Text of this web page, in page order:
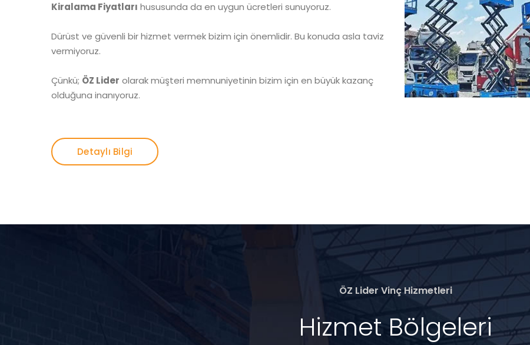
Kiralama Fiyatları hususunda da en uygun ücretleri sunuyoruz.
Dürüst ve güvenli bir hizmet vermek bizim için önemlidir. Bu konuda asla taviz
vermiyoruz.
Çünkü; ÖZ Lider olarak müşteri memnuniyetinin bizim için en büyük kazanç
olduğuna inanıyoruz.
Detaylı Bilgi
ÖZ Lider Vinç Hizmetleri
Hizmet Bölgeleri